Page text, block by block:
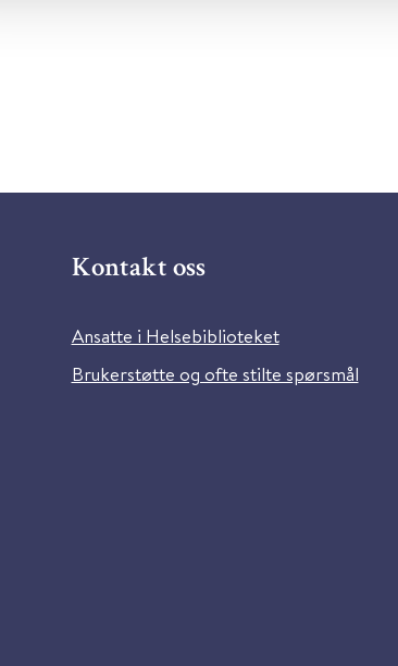
Kontakt oss
Ansatte i Helsebiblioteket
Brukerstøtte og ofte stilte spørsmål